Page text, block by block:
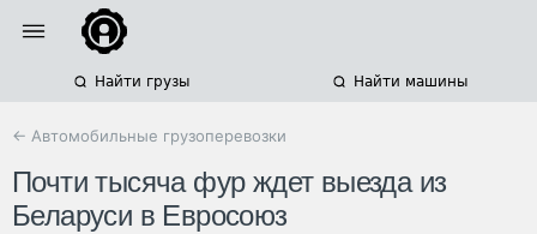
Найти грузы Найти машины
← Автомобильные грузоперевозки
Почти тысяча фур ждет выезда из
Беларуси в Евросоюз